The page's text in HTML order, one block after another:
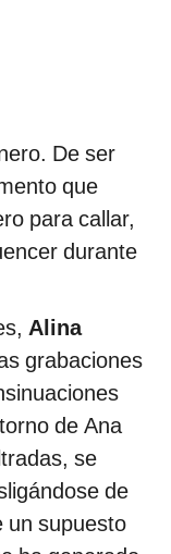
De ser
que
para callar,
durante
Alina
grabaciones
de Ana
se
de
un supuesto